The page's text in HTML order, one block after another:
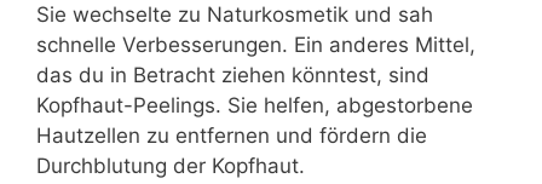
Sie wechselte zu Naturkosmetik und sah
schnelle Verbesserungen. Ein anderes Mittel,
das du in Betracht ziehen könntest, sind
Kopfhaut-Peelings. Sie helfen, abgestorbene
Hautzellen zu entfernen und fördern die
Durchblutung der Kopfhaut.